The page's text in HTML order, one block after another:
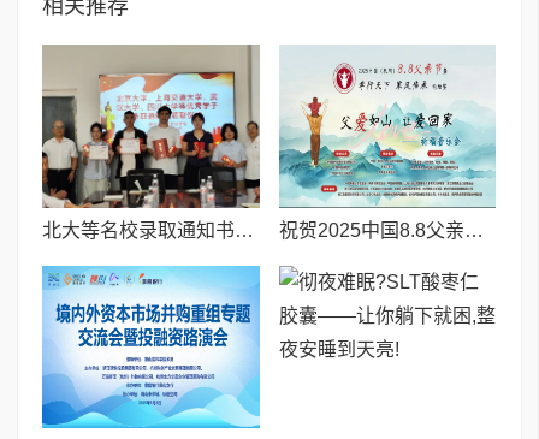
相关推荐
北大等名校录取通知书送达仪式在喀什市特区实验学校暖心举行 祝贺2025中国8.8父亲节“孝行天下家风传承”论坛暨祈福音乐会圆满成功